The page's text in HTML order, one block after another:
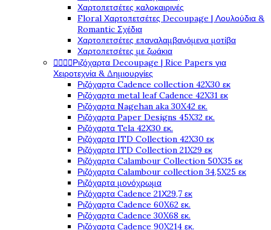
Χαρτοπετσέτες καλοκαιρινές
Floral Χαρτοπετσέτες Decoupage | Λουλούδια &
Romantic Σχέδια
Χαρτοπετσέτες επαναλαμβανόμενα μοτίβα
Χαρτοπετσέτες με ζωάκια
Ριζόχαρτα Decoupage | Rice Papers για
Χειροτεχνία & Δημιουργίες
Ριζόχαρτα Cadence collection 42X30 εκ
Ριζόχαρτα metal leaf Cadence 42X31 εκ
Ριζόχαρτα Nagehan aka 30X42 εκ.
Ριζόχαρτα Paper Designs 45X32 εκ.
Ριζόχαρτα Tela 42Χ30 εκ.
Ριζόχαρτα ITD Collection 42X30 εκ
Ριζόχαρτα ITD Collection 21X29 εκ
Ριζόχαρτα Calambour Collection 50X35 εκ
Ριζόχαρτα Calambour collection 34,5X25 εκ
Ριζόχαρτα μονόχρωμα
Ριζόχαρτα Cadence 21Χ29,7 εκ
Ριζόχαρτα Cadence 60X62 εκ.
Ριζόχαρτα Cadence 30X68 εκ.
Ριζόχαρτα Cadence 90X214 εκ.